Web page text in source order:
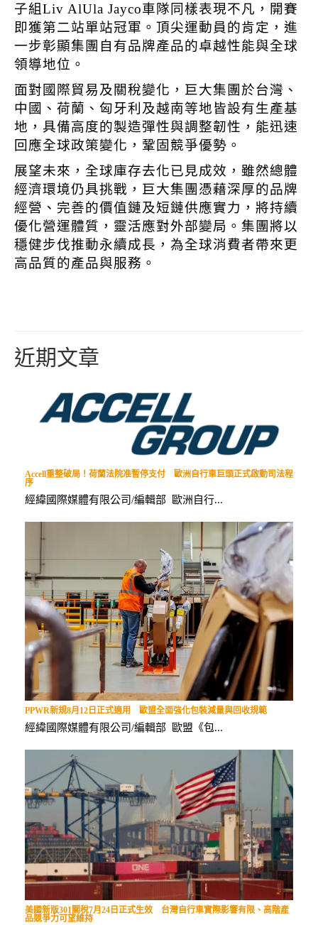
子組Liv AlUla Jayco車隊同樣表現不凡，開賽
即獲第二站單站冠軍。頂尖運動員的肯定，進
一步彰顯集團自有品牌產品的卓越性能與全球
領導地位。
面對國際貿易及關稅變化，巨大集團於台灣、
中國、荷蘭、匈牙利及越南等地皆設有生產基
地，具備高度的製造彈性與調整韌性，能迅速
回應全球政策變化，鞏固競爭優勢。
展望未來，全球庫存去化已見成效，雖然總體
經濟環境仍具挑戰，巨大集團憑藉深厚的品牌
經營、完善的價值鏈及短鏈供應實力，將持續
優化營運體質，靈活應對外部變局。集團將以
穩健步伐推動永續成長，為全球消費者帶來更
高品質的產品與服務。
近期文章
Accell重整破局！荷蘭法院准暫停支付 歐洲自行車巨頭正式啟動司法程
序
經緯國際媒體有限公司/編輯部 歐洲自行...
PPWR新規8月12日正式適用 歐盟全面強化包裝減量與回收規範
經緯國際媒體有限公司/編輯部 歐盟《包...
美國新版301關稅7月24日正式生效 台灣自行車實際影響有限、高階產
品競爭力可望維持